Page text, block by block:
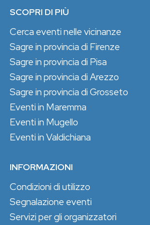
SCOPRI DI PIÙ
Cerca eventi nelle vicinanze
Sagre in provincia di Firenze
Sagre in provincia di Pisa
Sagre in provincia di Arezzo
Sagre in provincia di Grosseto
Eventi in Maremma
Eventi in Mugello
Eventi in Valdichiana
INFORMAZIONI
Condizioni di utilizzo
Segnalazione eventi
Servizi per gli organizzatori